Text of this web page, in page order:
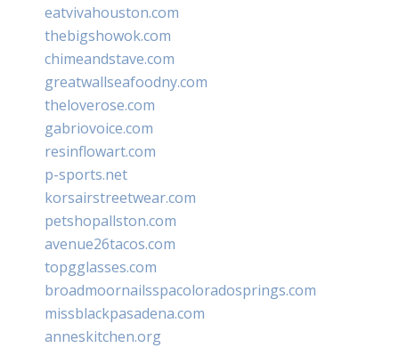
eatvivahouston.com
thebigshowok.com
chimeandstave.com
greatwallseafoodny.com
theloverose.com
gabriovoice.com
resinflowart.com
p-sports.net
korsairstreetwear.com
petshopallston.com
avenue26tacos.com
topgglasses.com
broadmoornailsspacoloradosprings.com
missblackpasadena.com
anneskitchen.org